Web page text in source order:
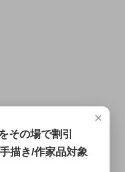
×
その場で割引
描き/作家品対象